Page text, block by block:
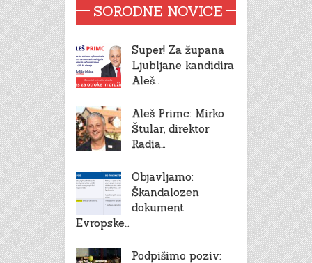
SORODNE NOVICE
Super! Za župana
Ljubljane kandidira
Aleš…
Aleš Primc: Mirko
Štular, direktor
Radia…
Objavljamo:
Škandalozen
dokument
Evropske…
Podpišimo poziv: